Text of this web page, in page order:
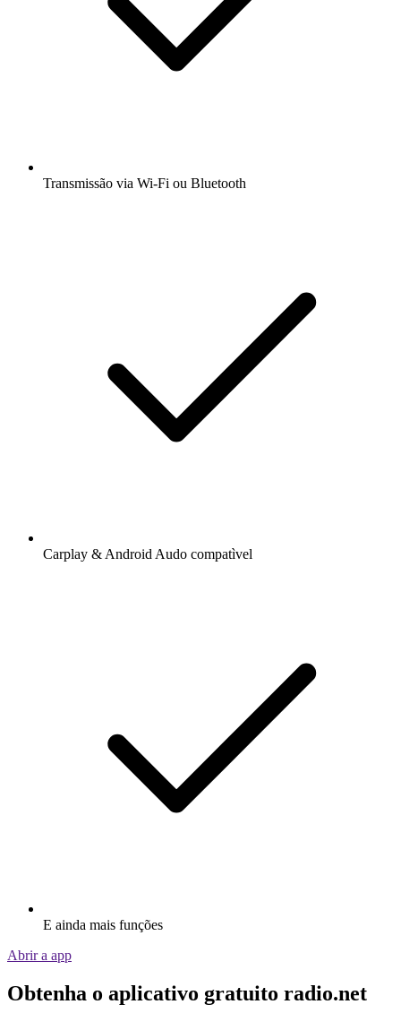
Transmissão via Wi-Fi ou Bluetooth
Carplay & Android Audo compatìvel
E ainda mais funções
Abrir a app
Obtenha o aplicativo gratuito radio.net